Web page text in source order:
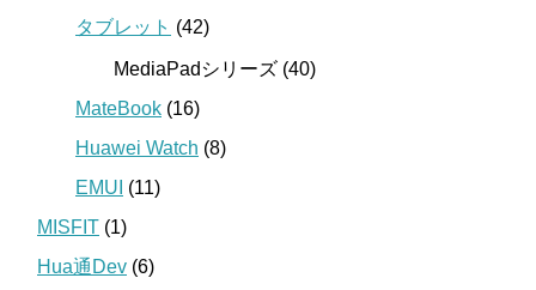
タブレット (42)
MediaPadシリーズ (40)
MateBook (16)
Huawei Watch (8)
EMUI (11)
MISFIT (1)
Hua通Dev (6)